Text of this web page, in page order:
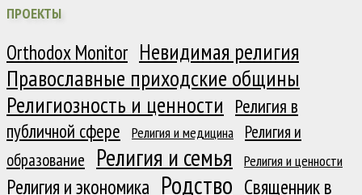
ПРОЕКТЫ
Orthodox Monitor Невидимая религия
Православные приходские общины
Религиозность и ценности Религия в
публичной сфере
Религия и медицина
Религия и
образование
Религия и семья Религия и ценности
Религия и экономика Родство Священник в